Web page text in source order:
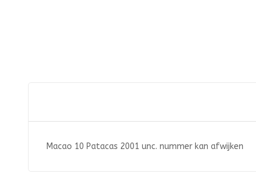
Macao 10 Patacas 2001 unc. nummer kan afwijken